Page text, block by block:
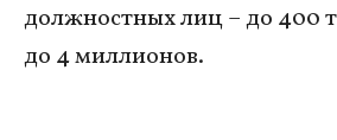
должностных лиц – до 400
до 4 миллионов.